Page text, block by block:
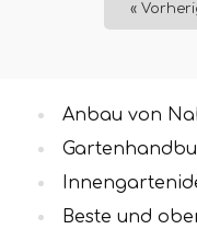
«
Anbau von
Beste und